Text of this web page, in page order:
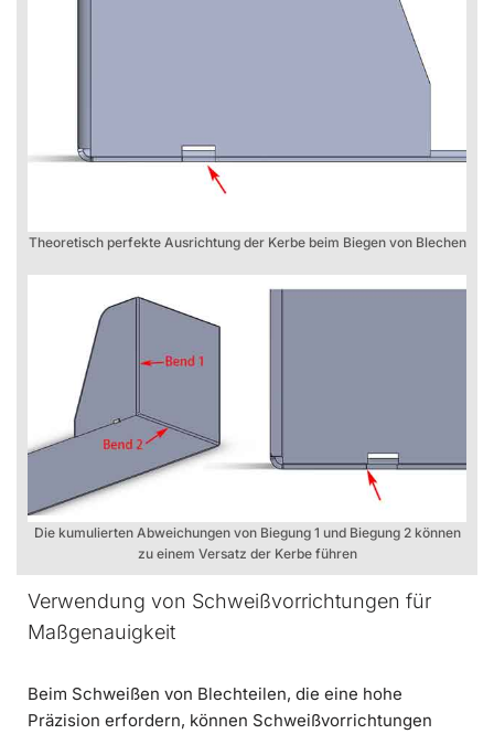
Theoretisch perfekte Ausrichtung der Kerbe beim Biegen von Blechen
Die kumulierten Abweichungen von Biegung 1 und Biegung 2 können
zu einem Versatz der Kerbe führen
Verwendung von Schweißvorrichtungen für
Maßgenauigkeit
Beim Schweißen von Blechteilen, die eine hohe
Präzision erfordern, können Schweißvorrichtungen